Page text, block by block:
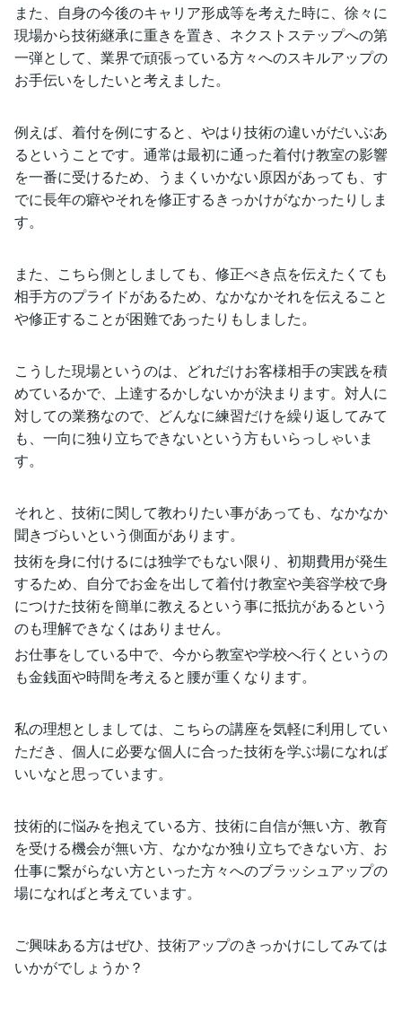
また、自身の今後のキャリア形成等を考えた時に、徐々に
現場から技術継承に重きを置き、ネクストステップへの第
一弾として、業界で頑張っている方々へのスキルアップの
お手伝いをしたいと考えました。
例えば、着付を例にすると、やはり技術の違いがだいぶあ
るということです。通常は最初に通った着付け教室の影響
を一番に受けるため、うまくいかない原因があっても、す
でに長年の癖やそれを修正するきっかけがなかったりしま
す。
また、こちら側としましても、修正べき点を伝えたくても
相手方のプライドがあるため、なかなかそれを伝えること
や修正することが困難であったりもしました。
こうした現場というのは、どれだけお客様相手の実践を積
めているかで、上達するかしないかが決まります。対人に
対しての業務なので、どんなに練習だけを繰り返してみて
も、一向に独り立ちできないという方もいらっしゃいま
す。
それと、技術に関して教わりたい事があっても、なかなか
聞きづらいという側面があります。
技術を身に付けるには独学でもない限り、初期費用が発生
するため、自分でお金を出して着付け教室や美容学校で身
につけた技術を簡単に教えるという事に抵抗があるという
のも理解できなくはありません。
お仕事をしている中で、今から教室や学校へ行くというの
も金銭面や時間を考えると腰が重くなります。
私の理想としましては、こちらの講座を気軽に利用してい
ただき、個人に必要な個人に合った技術を学ぶ場になれば
いいなと思っています。
技術的に悩みを抱えている方、技術に自信が無い方、教育
を受ける機会が無い方、なかなか独り立ちできない方、お
仕事に繋がらない方といった方々へのブラッシュアップの
場になればと考えています。
ご興味ある方はぜひ、技術アップのきっかけにしてみては
いかがでしょうか？